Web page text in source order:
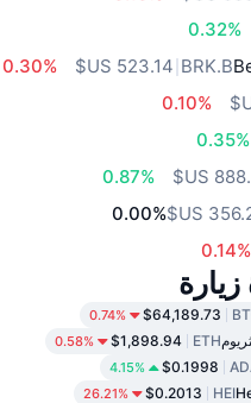
0.32%
BRK.B
0.30%
0.10%
0.35%
0.87%
0.00%
0.14%
$64,189.73
0.74%
ETH
$1,898.94
0.58%
$0.1998
4.15%
HEI
$0.2013
26.21%